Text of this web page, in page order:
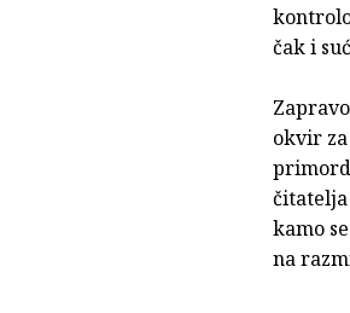
čak i
okvir
čitatelja
kamo
na